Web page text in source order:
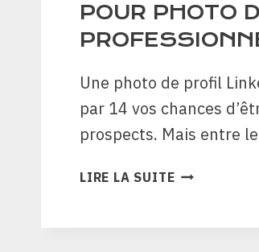
POUR PHOTO
Une photo de profil
par 14 vos chances
prospects. Mais entre
LIRE LA SUITELINKEDIN
GUIDE